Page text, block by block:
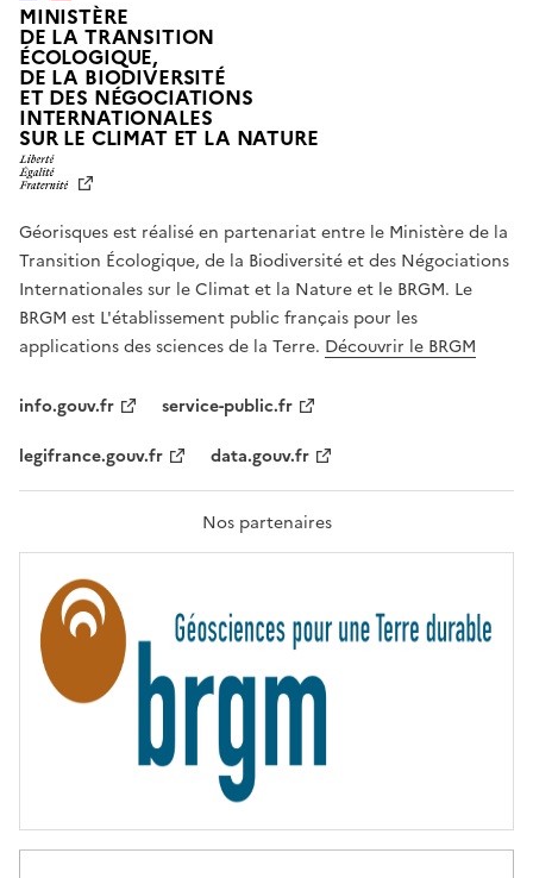
MINISTÈRE
DE LA TRANSITION
ÉCOLOGIQUE,
DE LA BIODIVERSITÉ
ET DES NÉGOCIATIONS
INTERNATIONALES
SUR LE CLIMAT ET LA NATUREL
T
É
,
É
G
A
L
F
A
T
R
T
É
Géorisques est réalisé en partenariat entre le Ministère de la
Transition Écologique, de la Biodiversité et des Négociations
Internationales sur le Climat et la Nature et le BRGM. Le
BRGM est L'établissement public français pour les
applications des sciences de la Terre. Découvrir le BRGM
info.gouv.fr
service-public.fr
legifrance.gouv.fr
data.gouv.fr
Nos partenaires